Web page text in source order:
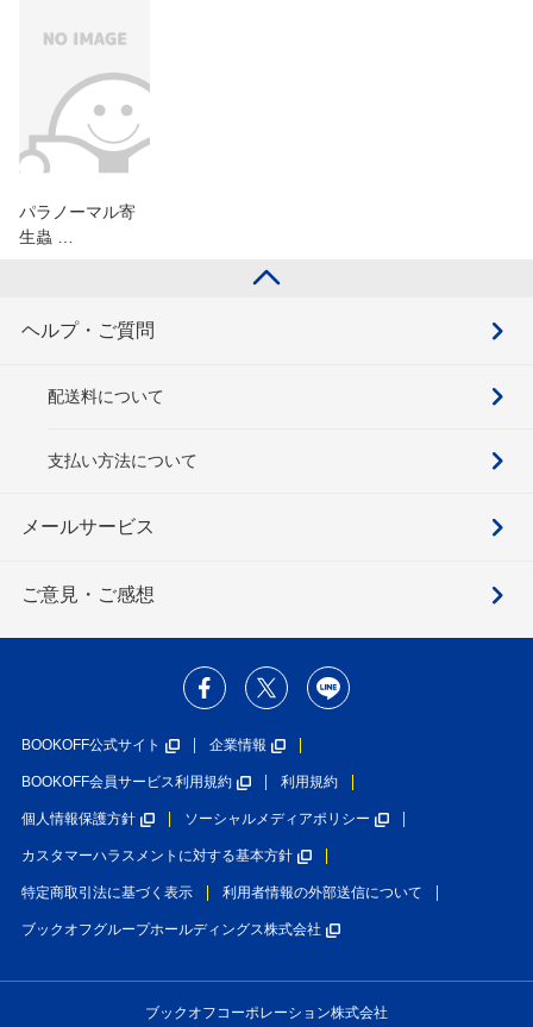
パラノーマル寄
生蟲 …
ヘルプ・ご質問
配送料について
支払い方法について
メールサービス
ご意見・ご感想
BOOKOFF公式サイト 企業情報
BOOKOFF会員サービス利用規約 利用規約
個人情報保護方針 ソーシャルメディアポリシー
カスタマーハラスメントに対する基本方針
特定商取引法に基づく表示 利用者情報の外部送信について
ブックオフグループホールディングス株式会社
ブックオフコーポレーション株式会社